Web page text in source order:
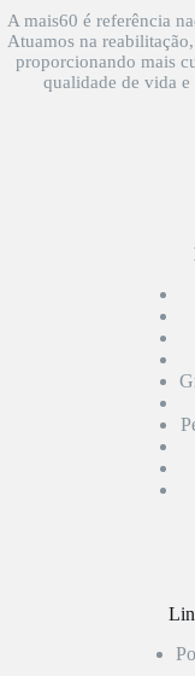
A mais60 é referência
Atuamos na
proporcionando mais
qualidade de vida e